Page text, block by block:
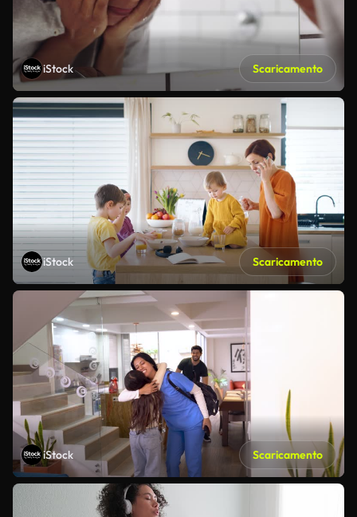
iStock Scaricamento
iStock Scaricamento
iStock Scaricamento